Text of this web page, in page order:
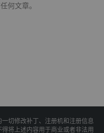
何文章。
切修改补丁、注册机和注册信息
将上述内容用于商业或者非法用